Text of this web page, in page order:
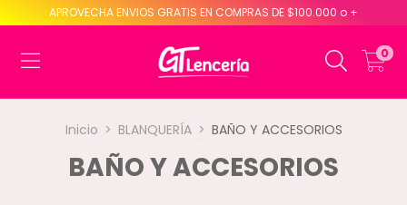
APROVECHA ENVIOS GRATIS EN COMPRAS DE $100.000 o +
0
Inicio > BLANQUERÍA > BAÑO Y ACCESORIOS
BAÑO Y ACCESORIOS